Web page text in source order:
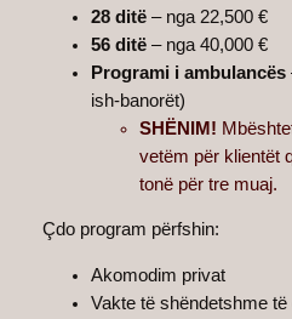
28 ditë– nga 22,500 €
56 ditë– nga 40,000 €
Programi i ambulancës
ish-banorët)
SHËNIM!
vetëm për klientët
tonë për tre muaj.
Çdo program përfshin:
Akomodim privat
Vakte të shëndetshme të